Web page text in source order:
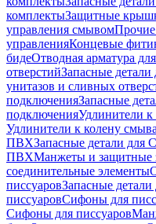
комплектыЗащитные
управления смывом
управленияКонцевые
бидеОтводная арматура
отверстийЗапасные детали
унитазов и сливных
подключенияЗапасные
подключенияУдлинители к
Удлинители к колену смыва
ПВХЗапасные детали для
ПВХМанжеты и защитные
соединительные элементы
писсуаровЗапасные
писсуаровCифоны для
Cифоны для писсуаров